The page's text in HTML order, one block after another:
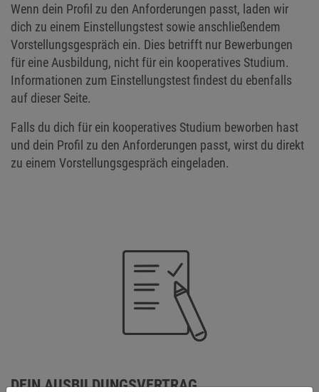
Wenn dein Profil zu den Anforderungen passt, laden wir
dich zu einem Einstellungstest sowie anschließendem
Vorstellungsgespräch ein. Dies betrifft nur Bewerbungen
für eine Ausbildung, nicht für ein kooperatives Studium.
Informationen zum Einstellungstest findest du ebenfalls
auf dieser Seite.
Falls du dich für ein kooperatives Studium beworben hast
und dein Profil zu den Anforderungen passt, wirst du direkt
zu einem Vorstellungsgespräch eingeladen.
DEIN AUSBILDUNGSVERTRAG